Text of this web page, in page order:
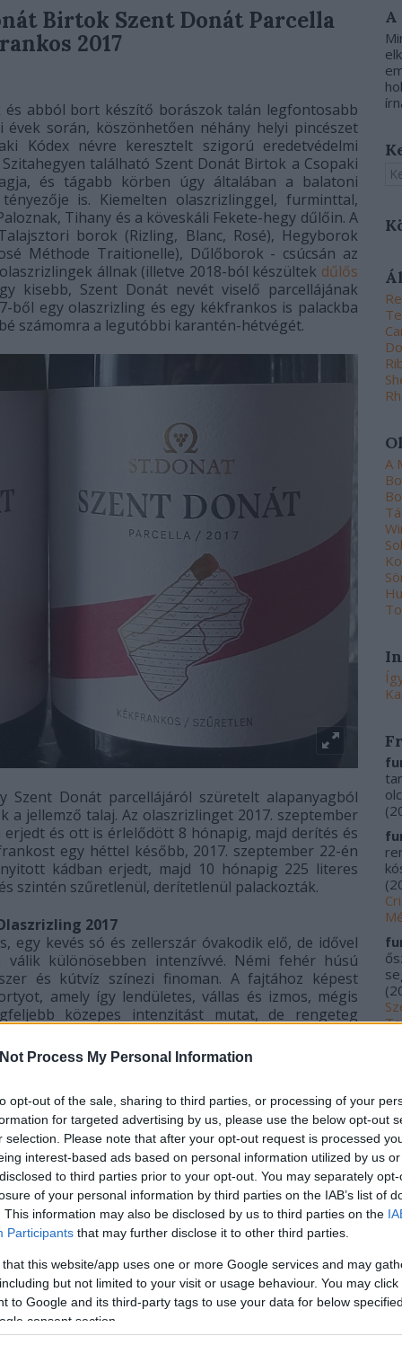
Process My Personal Information
opt-out of the sale, sharing to third parties, or processing of your
for targeted advertising by us, please use the below opt-out
selection. Please note that after your opt-out request is processed
interest-based ads based on personal information utilized by us
to third parties prior to your opt-out. You may separately
of your personal information by third parties on the IAB’s list of
This information may also be disclosed by us to third parties on the
Participants that may further disclose it to other third parties.
that this website/app uses one or more Google services and may
but not limited to your visit or usage behaviour. You may
to Google and its third-party tags to use your data for below
consent section.
Birtok Szent Donát Parcella
2017
és abból bort készítő borászok talán legfontosabb
során, köszönhetően néhány helyi pincészet
Kódex névre keresztelt szigorú eredetvédelmi
található Szent Donát Birtok a Csopaki
és tágabb körben úgy általában a balatoni
is. Kiemelten olaszrizlinggel, furminttal,
Tihany és a köveskáli Fekete-hegy dűlőin. A
borok (Rizling, Blanc, Rosé), Hegyborok
Méthode Traitionelle), Dűlőborok - csúcsán az
állnak (illetve 2018-ból készültek dűlős
kisebb, Szent Donát nevét viselő parcellájának
ből egy olaszrizling és egy kékfrankos is palackba
számomra a legutóbbi karantén-hétvégét.
Donát parcellájáról szüretelt alapanyagból
a jellemző talaj. Az olaszrizlinget 2017. szeptember
és ott is érlelődött 8 hónapig, majd derítés és
egy héttel később, 2017. szeptember 22-én
kádban erjedt, majd 10 hónapig 225 literes
szintén szűretlenül, derítetlenül palackozták.
2017
egy kevés só és zellerszár óvakodik elő, de idővel
különösebben intenzívvé. Némi fehér húsú
és kútvíz színezi finoman. A fajtához képest
amely így lendületes, vállas és izmos, mégis
közepes intenzitást mutat, de rengeteg
citrom, zellerszár, mandula, diszkrét sósság és
klasszis szint. 6p+
2017
akkor meggyes, diszkréten fűszeres,
kitöltött, szaftos, remek sav és bársonyos tannin
ízjegy, mellette némi málna, finom fűszeresség,
megkomponált, jó egyensúllyal bíró, intelligens
a helyén van és jó inni. (Hozzám sokkal közelebb
Magma.)6p
céljából érdemes lehet szétnézni az Artizan, a Fill
A
(
(
(
(